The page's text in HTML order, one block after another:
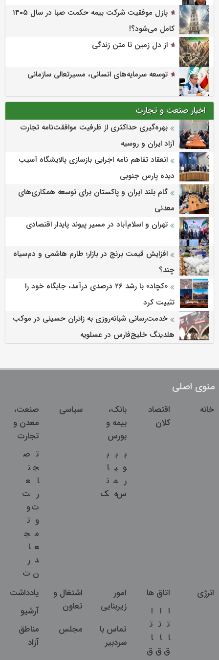
پازل موفقیت شرکت بیمه حکمت صبا در سال ۱۴۰۵
کامل می‌شود؟!
از دل زمین تا متن زندگی
توسعه سرمایه‌های انسانی، مسیرتعالی سازمانی
اخبار صنعت و تجارت
بهره‌گیری حداکثری از ظرفیت موافقت‌نامه تجارت
آزاد ایران و روسیه
انعقاد تفاهم نامه اجرایی بازسازی پالایشگاه آسیب
دیده پارس جنوبی
گام بلند ایران و پاکستان برای توسعه همکاری‌های
معدنی
تهران و اسلام‌آباد در مسیر پیوند پایدار اقتصادی
افزایش قیمت برنج در بازار؛ طارم هاشمی و دم‌سیاه
چند؟
«کچاد» با رشد ۲۶ درصدی درآمد، جایگاه خود را
تثبیت کرد
خدمت‌رسانی شبانه‌روزی به زائران حسینی در موکب
هلدینگ خلیج‌فارس در عسلویه
منوی اصلی
خانه
اقتصاد
کلان
بانک،
بیمه و
بورس
ب
و
ر
س
ب
ی
م
ه
ب
ا
ن
ک
سیاسی
صنعت،
معدن و
تجارت
ت
ج
ا
ر
ت
و
م
ع
د
ن
ص
ن
ع
ت
و
ت
ج
ا
ر
ت
انرژی
اتاق ها
ا
ت
ا
ق
ا
ت
ا
ق
ا
ت
ا
ق
امور
زیربنایی
اشتغال و
تعاون
یادداشت
آرشیو
تماس با
سردبیر
مجلس
مناطق
آزاد